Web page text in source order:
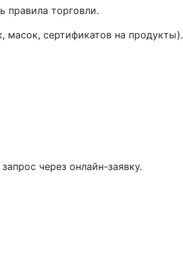
правила торговли.
масок, сертификатов на продукты).
через онлайн-заявку.